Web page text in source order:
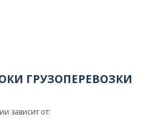
ГРУЗОПЕРЕВОЗКИ
зависит от: